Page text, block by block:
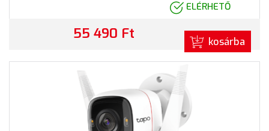
ELÉRHETŐ
55 490 Ft kosárba